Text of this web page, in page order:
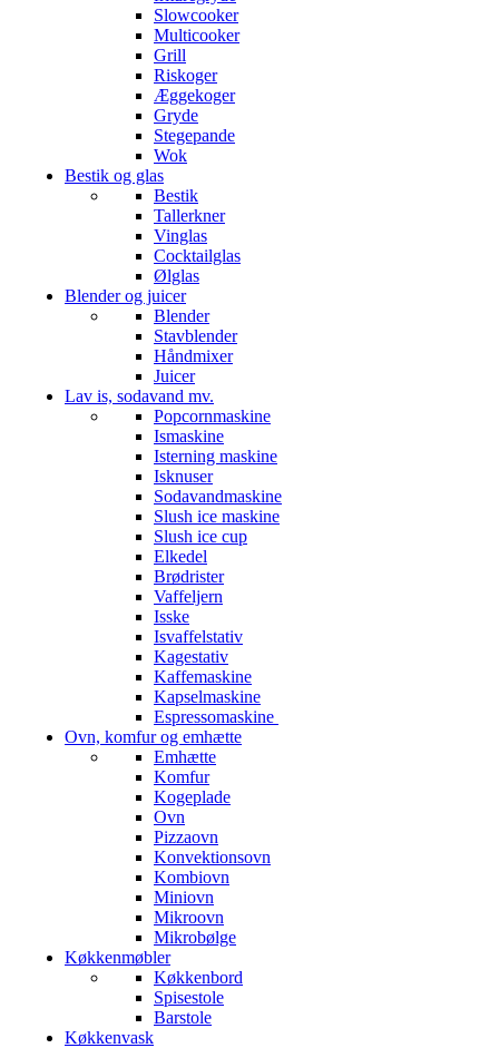
Slowcooker
Multicooker
Grill
Riskoger
Æggekoger
Gryde
Stegepande
Wok
Bestik og glas
Bestik
Tallerkner
Vinglas
Cocktailglas
Ølglas
Blender og juicer
Blender
Stavblender
Håndmixer
Juicer
Lav is, sodavand mv.
Popcornmaskine
Ismaskine
Isterning maskine
Isknuser
Sodavandmaskine
Slush ice maskine
Slush ice cup
Elkedel
Brødrister
Vaffeljern
Isske
Isvaffelstativ
Kagestativ
Kaffemaskine
Kapselmaskine
Espressomaskine
Ovn, komfur og emhætte
Emhætte
Komfur
Kogeplade
Ovn
Pizzaovn
Konvektionsovn
Kombiovn
Miniovn
Mikroovn
Mikrobølge
Køkkenmøbler
Køkkenbord
Spisestole
Barstole
Køkkenvask